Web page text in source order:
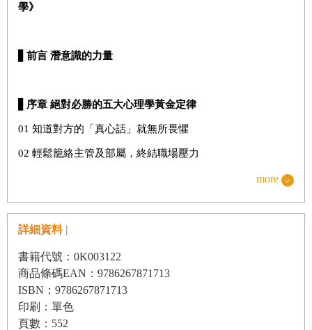
學》
前言 潛意識的力量
序章 絕對必勝的五大心理學黃金定律
01 知道對方的「真心話」就無所畏懼
02 輕鬆籠絡主管及部屬，終結職場壓力
04 成為捉摸不透的人，躋身勝利組
05 故意踏進對方的「地盤」，讓人對你加倍信任
▋第一章 巧妙把NO變成YES的心理誘導術
01 想提升信任感，反而要刻意說出短處或缺點
02 提高談判機率！戰地要選在你的主場
more
詳細資料 |
書籍代號：0K003122
商品條碼EAN：9786267871713
ISBN：9786267871713
印刷：單色
頁數：552